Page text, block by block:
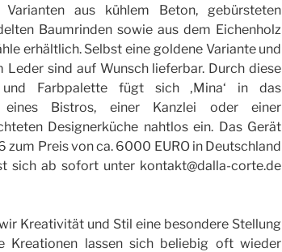
aus kühlem Beton, gebürsteten
Baumrinden sowie aus dem Eichenholz
erhältlich. Selbst eine goldene Variante und
Leder sind auf Wunsch lieferbar. Durch diese
und Farbpalette fügt sich ‚Mina‘ in das
eines Bistros, einer Kanzlei oder einer
Designerküche nahtlos ein. Das Gerät
zum Preis von ca. 6000 EURO in Deutschland
sich ab sofort unter kontakt@dalla-corte.de
wir Kreativität und Stil eine besondere Stellung
Kreationen lassen sich beliebig oft wieder